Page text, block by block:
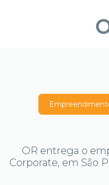
OR entrega o
Corporate, em São